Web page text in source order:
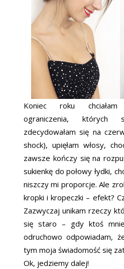
Koniec roku chciałam
ograniczenia,
zdecydowałam się na
shock), upięłam włosy,
zawsze kończy się na
sukienkę do połowy łydki,
niszczy mi proporcje. Ale
kropki i kropeczki – efekt?
Zazwyczaj unikam rzeczy
się staro – gdy ktoś
odruchowo odpowiadam,
tym moja świadomość się
Ok, jedziemy dalej!